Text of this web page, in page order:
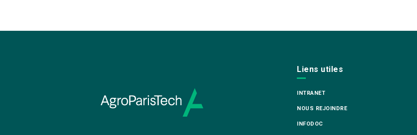
Liens utiles
INTRANET
NOUS REJOINDRE
INFODOC